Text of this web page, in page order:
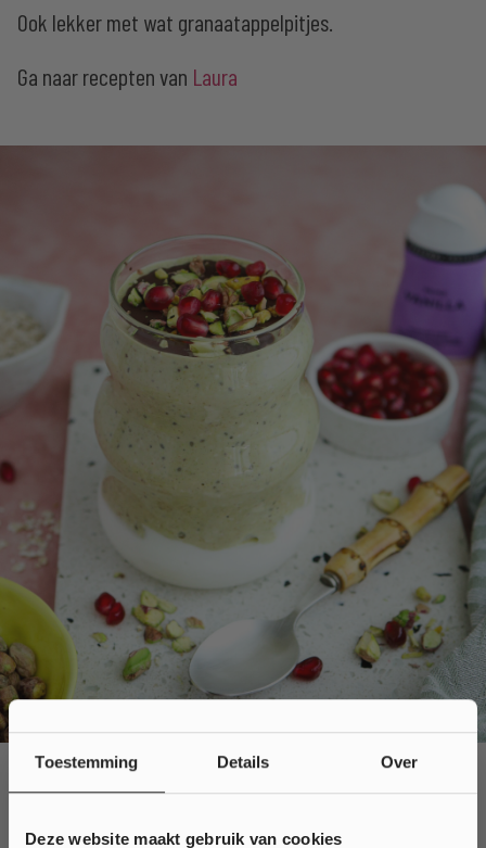
Toestemming Details Over
Deze website maakt gebruik van cookies
Ook lekker met wat granaatappelpitjes.
Ga naar recepten van Laura